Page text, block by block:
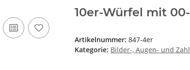
10er-Würfel mit
Artikelnummer: 847-4er
Kategorie: Bilder-, Augen- und